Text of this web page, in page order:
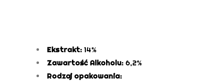
Ekstrakt: 14%
Zawartość Alkoholu: 6,2%
Rodzaj opakowania: